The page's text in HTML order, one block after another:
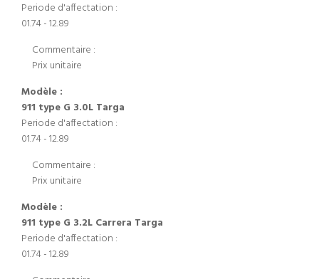
Periode d'affectation :
01.74 - 12.89
Commentaire :
Prix unitaire
Modèle :
911 type G 3.0L Targa
Periode d'affectation :
01.74 - 12.89
Commentaire :
Prix unitaire
Modèle :
911 type G 3.2L Carrera Targa
Periode d'affectation :
01.74 - 12.89